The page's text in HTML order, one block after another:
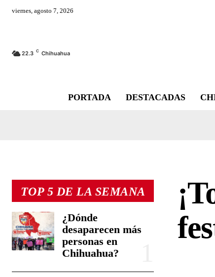
viernes, agosto 7, 2026
22.3 C Chihuahua
PORTADA DESTACADAS
TOP 5 DE LA SEMANA
¿Dónde
desaparecen más
personas en
Chihuahua?